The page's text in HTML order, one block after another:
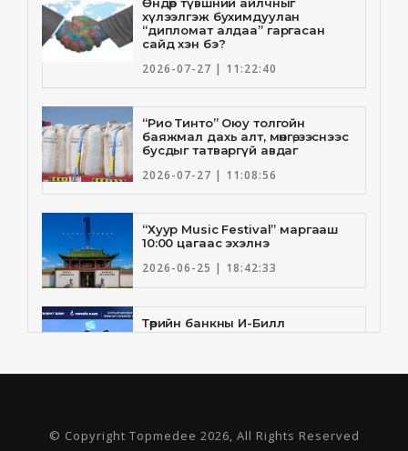
хүлээлгэж бухимдуулан
“дипломат алдаа” гаргасан
сайд хэн бэ?
2026-07-27 | 11:22:40
“Рио Тинто” Оюу толгойн
баяжмал дахь алт, мөнгө, зэснээс
бусдыг татваргүй авдаг
2026-07-27 | 11:08:56
“Хуур Music Festival” маргааш
10:00 цагаас эхэлнэ
2026-06-25 | 18:42:33
Төрийн банкны И-Билл
үйлчилгээнд Голомт банк
2026-06-25 | 9:33:55
Төрийн банк, Санхүү Эдийн
Засгийн Их Сургууль хамтын
© Copyright Topmedee 2026, All Rights Reserved